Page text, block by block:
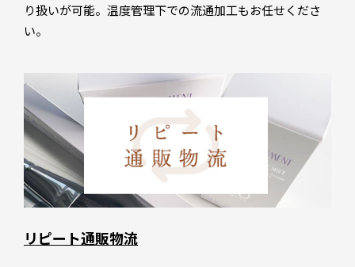
り扱いが可能。温度管理下での流通加工もお任せくださ
い。
リピート通販物流